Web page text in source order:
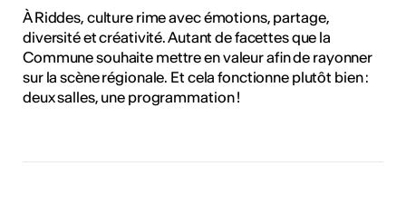
À Riddes, culture rime avec émotions, partage,
diversité et créativité. Autant de facettes que la
Commune souhaite mettre en valeur afin de rayonner
sur la scène régionale. Et cela fonctionne plutôt bien :
deux salles, une programmation !